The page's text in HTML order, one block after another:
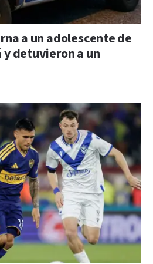
a un adolescente de
y detuvieron a un